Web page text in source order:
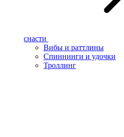
снасти
Вибы и раттлины
Спиннинги и удочки
Троллинг